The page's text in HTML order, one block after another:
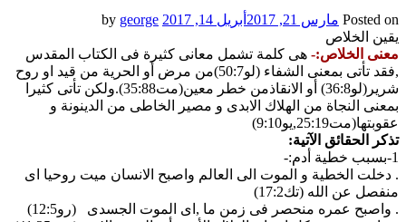
Posted on مارس 21, 2017 أبريل 14, 2017
george
يقين الخلاص
معنى الخلاص:- هى كلمة تشمل معانى كثيرة فى الكتاب المقدس
,فقد تأتى بمعنى الشفاء (لو50:7)من مرض أو الحرية من قيد او روح
شرير(لو36:8) أو الانقاذمن خطر معين(مت35:88).ولكن تأتى كثيرا
بمعنى النجاة من الهلاك الابدى و مصير الخاطى من الدينونة و
عقوبتها(مت25:19,يو9:10)
تذكر الحقائق الآتية:
1-بسبب خطية أدم:-
. دخلت الخطية و الموت الى العالم واصبح الانسان ميت روحيا اى
منفصل عن الله (تك17:2)
. واصبح عمره منحصر فى زمن ما ,اى الموت الجسدى (رو12:5)